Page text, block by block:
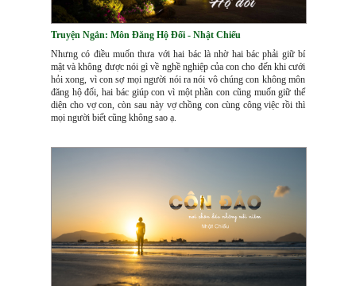
Truyện Ngắn: Môn Đăng Hộ Đối - Nhật Chiếu
Nhưng có điều muốn thưa với hai bác là nhờ hai bác phải giữ bí
mật và không được nói gì về nghề nghiệp của con cho đến khi cưới
hỏi xong, vì con sợ mọi người nói ra nói vô chúng con không môn
đăng hộ đối, hai bác giúp con vì một phần con cũng muốn giữ thể
diện cho vợ con, còn sau này vợ chồng con cùng công việc rồi thì
mọi người biết cũng không sao ạ.